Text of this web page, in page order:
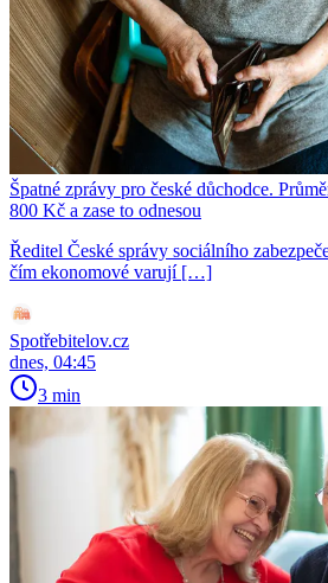
Špatné zprávy pro české důchodce.
800 Kč a zase to odnesou
Ředitel České správy sociálního
čím ekonomové varují […]
Spotřebitelov.cz
dnes, 04:45
3 min